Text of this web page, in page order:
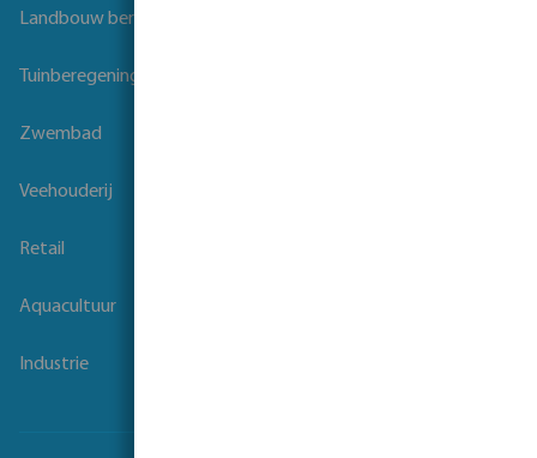
Landbouw beregening
Tuinberegening
Zwembad
Veehouderij
Retail
Aquacultuur
Industrie